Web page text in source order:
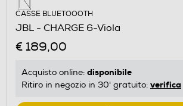
CASSE BLUETOOOTH
JBL - CHARGE 6-Viola
€ 189,00
Acquisto online: disponibile
Ritiro in negozio in 30' gratuito: verifica